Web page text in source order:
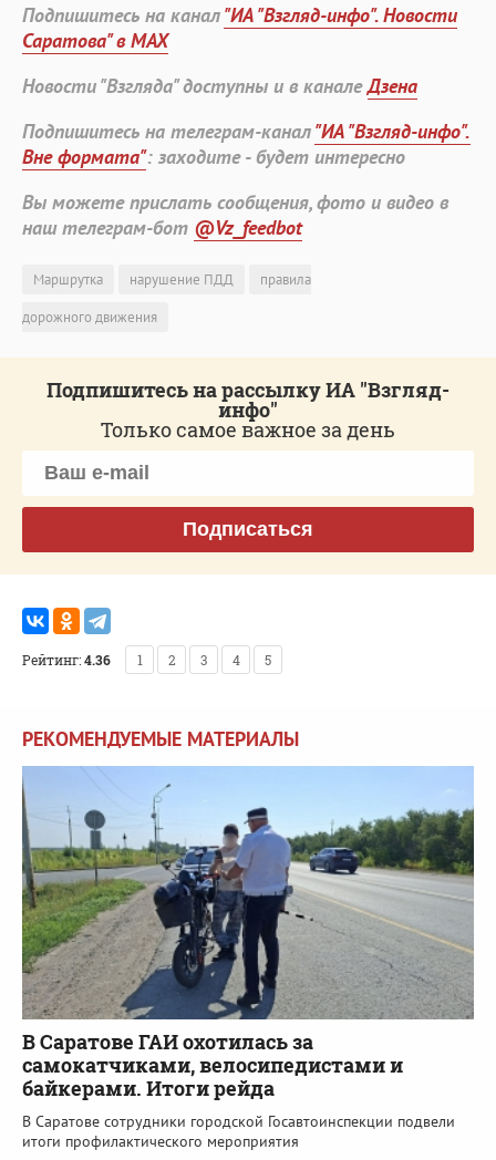
Подпишитесь на канал"ИА "Взгляд-инфо". Новости
Саратова" в MAX
Новости "Взгляда" доступны и в каналеДзена
Подпишитесь на телеграм-канал"ИА "Взгляд-инфо".
Вне формата": заходите - будет интересно
Вы можете прислать сообщения, фото и видео в
наш телеграм-бот @Vz_feedbot
Маршрутка нарушение ПДД
правила
дорожного движения
Подпишитесь на рассылку ИА "Взгляд-
инфо"
Только самое важное за день
Подписаться
Рейтинг:4.36 1 2 3 4 5
РЕКОМЕНДУЕМЫЕ МАТЕРИАЛЫ
В Саратове ГАИ охотилась за
самокатчиками, велосипедистами и
байкерами. Итоги рейда
В Саратове сотрудники городской Госавтоинспекции подвели
итоги профилактического мероприятия